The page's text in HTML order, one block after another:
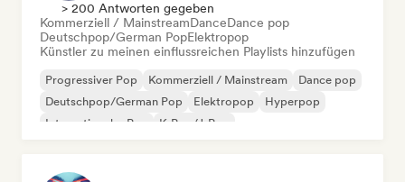
> 200 Antworten gegeben
Kommerziell / MainstreamDanceDance pop
Deutschpop/German PopElektropop
Künstler zu meinen einflussreichen Playlists hinzufügen
Progressiver Pop Kommerziell / Mainstream
Dance pop
Deutschpop/German Pop
Elektropop
Hyperpop
Internationaler Pop
K-Pop/J-Pop